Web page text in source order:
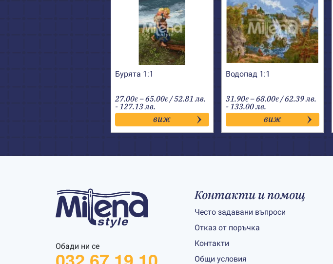
Бурята 1:1
27.00€ –65.00€Price
range:
27.00€
through
65.00€
/ 52.81 лв.
- 127.13 лв.
виж
Водопад 1:1
31.90€ –68.00€Price
range:
31.90€
through
68.00€
/ 62.39 лв.
- 133.00 лв.
виж
Обади ни се
Контакти и помощ
Често задавани въпроси
Отказ от поръчка
Контакти
Общи условия